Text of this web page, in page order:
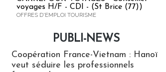
voyages H/F - CDI - (St Brice (77))
OFFRES D'EMPLOI TOURISME
PUBLI-NEWS
Coopération France-Vietnam : Hanoï
veut séduire les professionnels